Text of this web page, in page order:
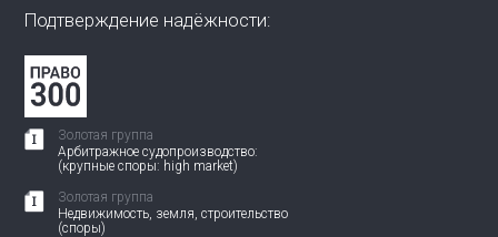
Подтверждение надёжности:
Золотая группа
Арбитражное судопроизводство:
(крупные споры: high market)
Золотая группа
Недвижимость, земля, строительство
(споры)